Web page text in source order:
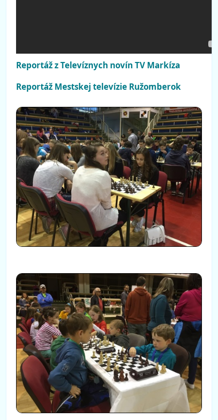
Reportáž z Televíznych novín TV Markíza
Reportáž Mestskej televízie Ružomberok